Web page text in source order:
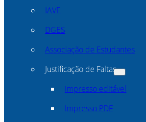
IAVE
DGES
Associação de Estudantes
Justificação de Faltas
Impresso editável
Impresso PDF